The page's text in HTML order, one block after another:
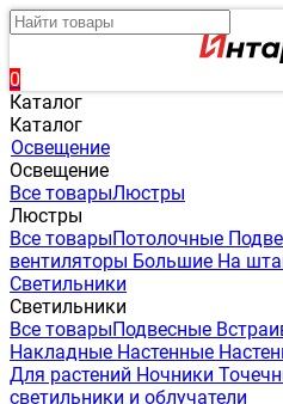
0
Каталог
Каталог
Освещение
Освещение
Все товарыЛюстры
Люстры
Все товарыПотолочные
вентиляторы Большие На
Светильники
Светильники
Все товарыПодвесные
Накладные Настенные
Для растений Ночники
светильники и облучатели